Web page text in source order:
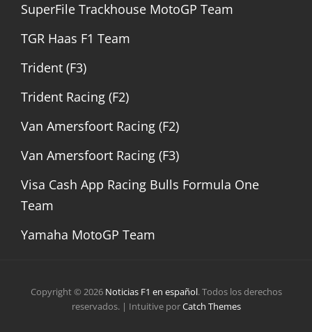
SuperFile Trackhouse MotoGP Team
TGR Haas F1 Team
Trident (F3)
Trident Racing (F2)
Van Amersfoort Racing (F2)
Van Amersfoort Racing (F3)
Visa Cash App Racing Bulls Formula One
Team
Yamaha MotoGP Team
Copyright © 2026 Noticias F1 en español. Todos los derechos
reservados. | Intuitive porCatch Themes